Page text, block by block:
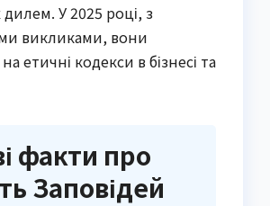
У 2025 році, з
викликами, вони
етичні кодекси в бізнесі та
факти про
Заповідей